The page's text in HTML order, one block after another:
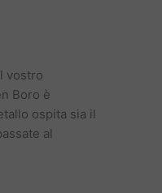
vostro
Boro è
ospita sia il
al